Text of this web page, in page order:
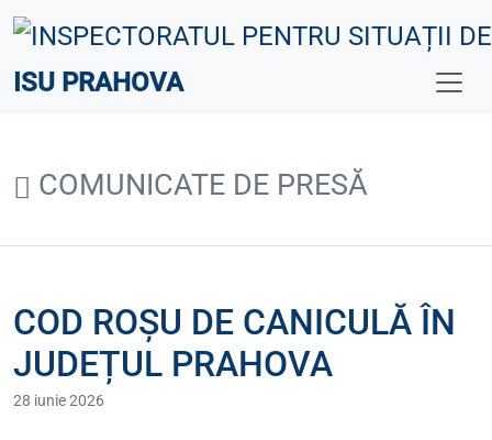
ISU PRAHOVA
COMUNICATE DE PRESĂ
COD ROȘU DE CANICULĂ ÎN
JUDEȚUL PRAHOVA
28 iunie 2026